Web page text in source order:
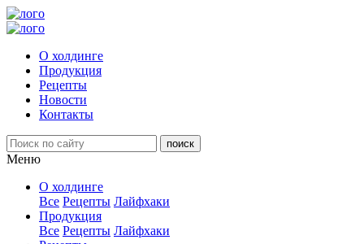
О холдинге
Продукция
Рецепты
Новости
Контакты
Меню
О холдинге
Все Рецепты Лайфхаки
Продукция
Все Рецепты Лайфхаки